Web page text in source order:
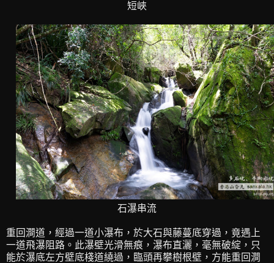
短峽
石瀑串流
重回澗道，經過一道小瀑布，於大石與藤蔓底穿過，竟遇上
一道飛瀑阻路。此瀑壁光滑無痕，瀑布直灑，毫無破綻，只
能於瀑底左方壁底棧道繞過，臨頭再攀樹根壁，方能重回澗